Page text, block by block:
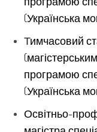
(Українська
Тимчасовий
програмою
(Українська
Освітньо-